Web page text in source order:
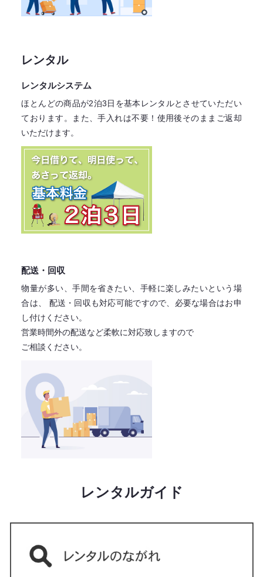
レンタル
レンタルシステム
ほとんどの商品が2泊3日を基本レンタルとさせていただい
ております。
また、手入れは不要！ 使用後そのままご返却
いただけます。
配送・回収
物量が多い、手間を省きたい、手軽に楽しみたいという場
合は、
配送・回収も対応可能ですので、必要な場合はお申
し付けください。
営業時間外の配送など柔軟に対応致しますので
ご相談ください。
レンタルガイド